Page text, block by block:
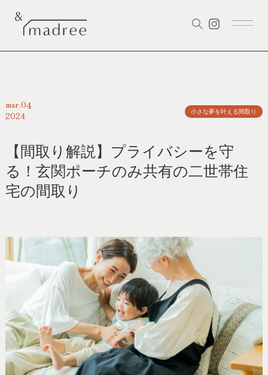
mar. 04
2024 小さな夢を叶える間取り
【間取り解説】プライバシーを守
る！玄関ポーチのみ共有の二世帯住
宅の間取り